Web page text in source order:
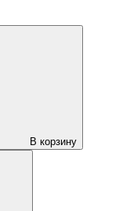
В корзину